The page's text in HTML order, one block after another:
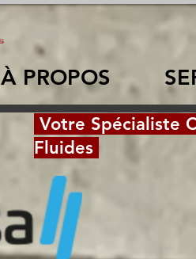
À PROPOS
Votre Spécialiste
Fluides